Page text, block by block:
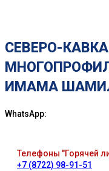
СЕВЕРО-
ИМАМА
WhatsApp:
Телефоны "Горячей
+7 (8722) 98-91-51